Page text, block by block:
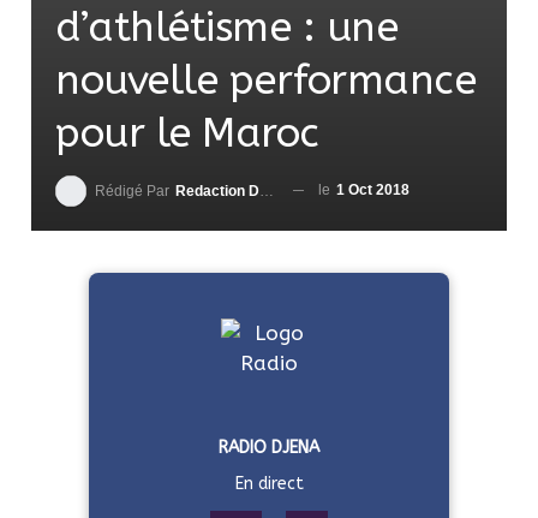
d’athlétisme : une
nouvelle performance
pour le Maroc
Rédigé Par Redaction DjenaSport le 1 Oct 2018
RADIO DJENA
En direct